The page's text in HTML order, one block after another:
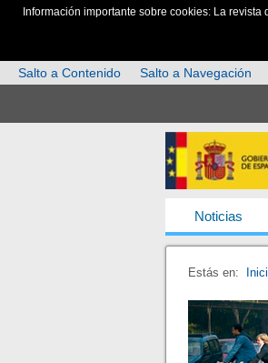
Información importante sobre cookies: La
Salto a Contenido
Salto a Navegación
Noticias
Estás en: